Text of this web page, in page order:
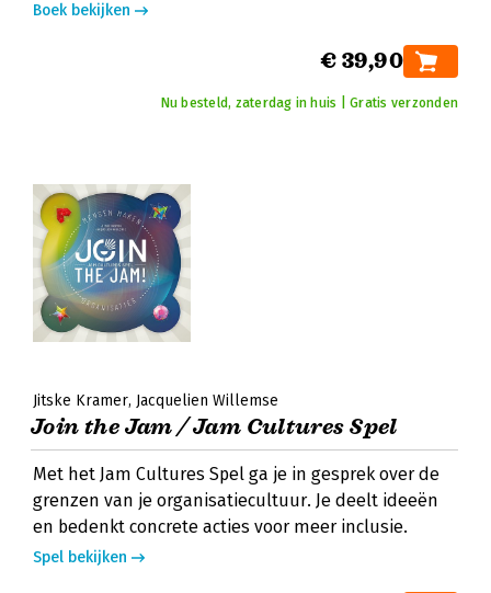
Boek bekijken
€ 39,90
Nu besteld, zaterdag in huis | Gratis verzonden
Jitske Kramer Jacquelien Willemse
Join the Jam / Jam Cultures Spel
Met het Jam Cultures Spel ga je in gesprek over de
grenzen van je organisatiecultuur. Je deelt ideeën
en bedenkt concrete acties voor meer inclusie.
Spel bekijken